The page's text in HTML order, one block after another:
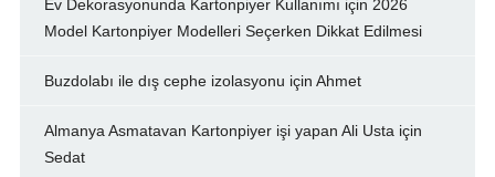
Ev Dekorasyonunda Kartonpiyer Kullanımı için 2026
Model Kartonpiyer Modelleri Seçerken Dikkat Edilmesi
Buzdolabı ile dış cephe izolasyonu için Ahmet
Almanya Asmatavan Kartonpiyer işi yapan Ali Usta için
Sedat